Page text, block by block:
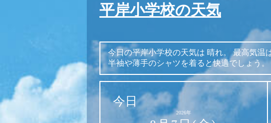
平岸小学校の天気
今日の平岸小学校の天気は 晴れ。 最高気温
半袖や薄手のシャツを着ると快適でしょう。
今日
2026年